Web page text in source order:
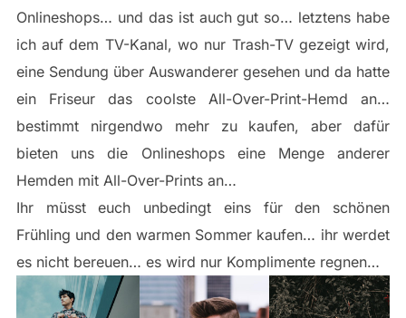
Onlineshops… und das ist auch gut so… letztens habe
ich auf dem TV-Kanal, wo nur Trash-TV gezeigt wird,
eine Sendung über Auswanderer gesehen und da hatte
ein Friseur das coolste All-Over-Print-Hemd an…
bestimmt nirgendwo mehr zu kaufen, aber dafür
bieten uns die Onlineshops eine Menge anderer
Hemden mit All-Over-Prints an…
Ihr müsst euch unbedingt eins für den schönen
Frühling und den warmen Sommer kaufen… ihr werdet
es nicht bereuen… es wird nur Komplimente regnen…